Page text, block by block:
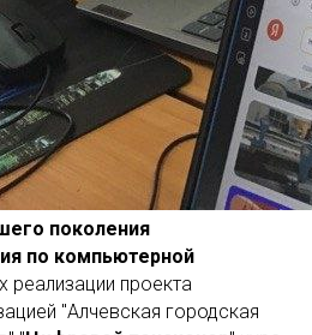
поколения
по компьютерной
реализации проекта
"Алчевская городская